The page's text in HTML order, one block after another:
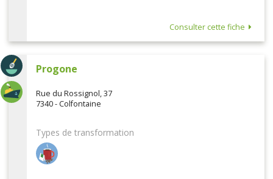
Consulter cette fiche
Progone
Rue du Rossignol, 37
7340 - Colfontaine
Types de transformation